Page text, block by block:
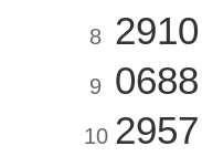
8 2910
9 0688
10 2957